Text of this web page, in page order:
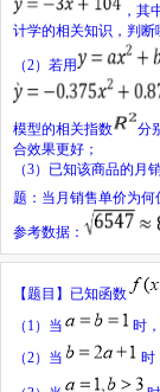
，其
计学的相关知识，判断
（2）若用
模型的相关指数
分
合效果更好；
（3）已知该商品的月
题：当月销售单价为
参考数据：
【题目】 已知函数
（1）当
时
（2）当
时